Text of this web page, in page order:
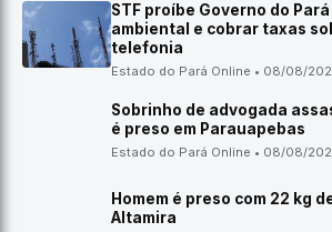
STF proíbe Governo do
ambiental e cobrar taxas
telefonia
Estado do Pará Online • 08/08/
Sobrinho de advogada
é preso em Parauapebas
Estado do Pará Online • 08/08/
Homem é preso com 22 kg
Altamira